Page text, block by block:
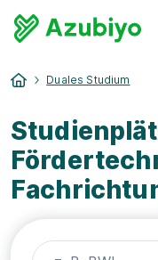
Duales Studium